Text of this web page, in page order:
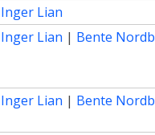
Inger Lian
Inger Lian | Bente
Inger Lian | Bente